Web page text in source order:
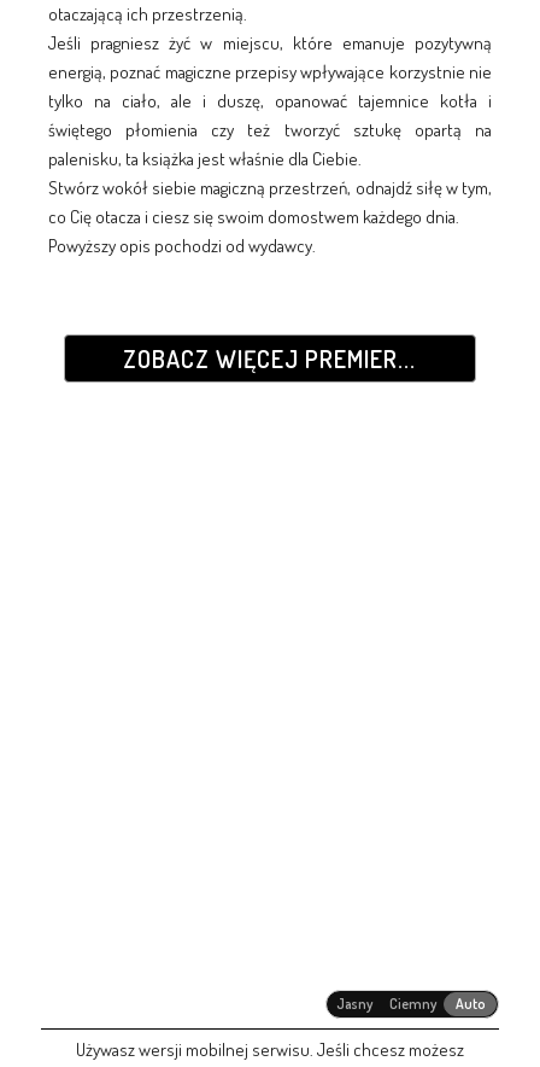
otaczającą ich przestrzenią.
Jeśli pragniesz żyć w miejscu, które emanuje pozytywną
energią, poznać magiczne przepisy wpływające korzystnie nie
tylko na ciało, ale i duszę, opanować tajemnice kotła i
świętego płomienia czy też tworzyć sztukę opartą na
palenisku, ta książka jest właśnie dla Ciebie.
Stwórz wokół siebie magiczną przestrzeń, odnajdź siłę w tym,
co Cię otacza i ciesz się swoim domostwem każdego dnia.
Powyższy opis pochodzi od wydawcy.
ZOBACZ WIĘCEJ PREMIER...
Jasny Ciemny Auto
Używasz wersji mobilnej serwisu. Jeśli chcesz możesz